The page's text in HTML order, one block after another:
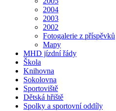
2004
2003
2002
Fotogalerie z příspěvků
Mapy
MHD jízdní řády
Škola
Knihovna
Sokolovna
Sportoviště
Dětská hřiště
Spolky a sportovní oddíly